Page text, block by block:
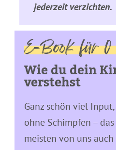
jederzeit verzichten.
E-Book für
Wie du dein
verstehst
Ganz schön viel
ohne Schimpfen –
meisten von uns